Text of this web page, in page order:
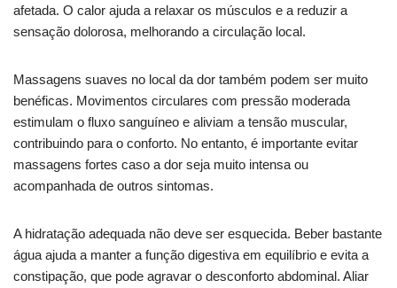
afetada. O calor ajuda a relaxar os músculos e a reduzir a
sensação dolorosa, melhorando a circulação local.
Massagens suaves no local da dor também podem ser muito
benéficas. Movimentos circulares com pressão moderada
estimulam o fluxo sanguíneo e aliviam a tensão muscular,
contribuindo para o conforto. No entanto, é importante evitar
massagens fortes caso a dor seja muito intensa ou
acompanhada de outros sintomas.
A hidratação adequada não deve ser esquecida. Beber bastante
água ajuda a manter a função digestiva em equilíbrio e evita a
constipação, que pode agravar o desconforto abdominal. Aliar